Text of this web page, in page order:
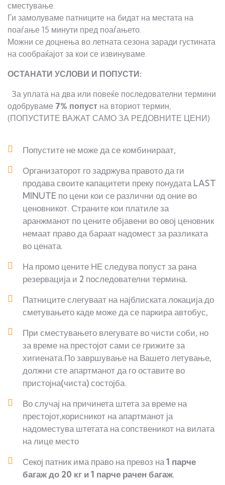
сместување.
Ги замолуваме патниците на бидат на местата на
поаѓање 15 минути пред поаѓањето.
Можни се доцнења во летната сезона заради густината
на сообраќајот за кои се извинуваме.
ОСТАНАТИ УСЛОВИ И ПОПУСТИ:
За уплата на два или повеќе последователни термини
одобруваме 7% попуст на вториот термин,
(ПОПУСТИТЕ ВАЖАТ САМО ЗА РЕДОВНИТЕ ЦЕНИ)
Попустите не може да се комбинираат,
Организаторот го задржува правото да ги
продава своите капацитети преку понудата LAST
MINUTE по цени кои се различни од оние во
ценовникот. Страните кои платиле за
аранжманот по цените објавени во овој ценовник
немаат право да бараат надомест за разликата
во цената.
На промо цените НЕ следува попуст за рана
резервација и 2 последователни термина.
Патниците слегуваат на најблиската локација до
сметувањето каде може да се паркира автобус,
При сместувањето влегувате во чисти соби, но
за време на престојот сами се грижите за
хигиената.По завршување на Вашето летување,
должни сте апартманот да го оставите во
пристојна(чиста) состојба.
Во случај на причинета штета за време на
престојот,корисникот на апартманот ја
надоместува штетата на сопственикот на вилата
на лице место
Секој патник има право на превоз на1 парче
багаж до 20 кг и 1 парче рачен багаж.